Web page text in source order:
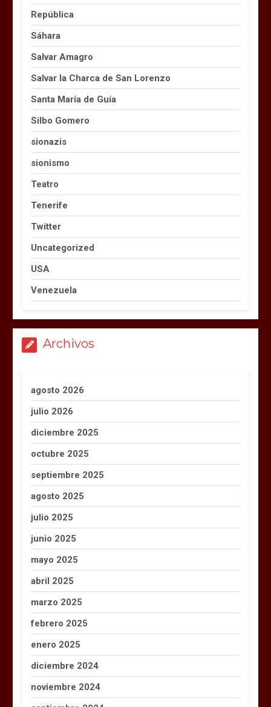
República
Sáhara
Salvar Amagro
Salvar la Charca de San Lorenzo
Santa María de Guía
Silbo Gomero
sionazis
sionismo
Teatro
Tenerife
Twitter
Uncategorized
USA
Venezuela
Archivos
agosto 2026
julio 2026
diciembre 2025
octubre 2025
septiembre 2025
agosto 2025
julio 2025
junio 2025
mayo 2025
abril 2025
marzo 2025
febrero 2025
enero 2025
diciembre 2024
noviembre 2024